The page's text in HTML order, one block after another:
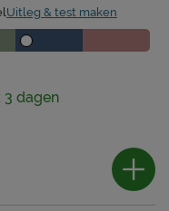
Uitleg & test maken
dagen